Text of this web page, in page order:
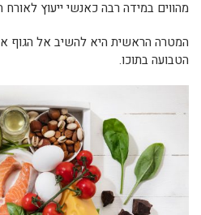
מהווים במידה רבה כאנשי ייעוץ לאורח
המטרה הראשית היא להשיב אל הגוף
הטבועה בתוכו.